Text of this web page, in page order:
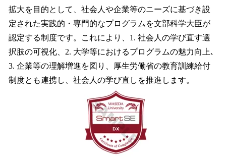
拡大を目的として、社会人や企業等のニーズに基づき設
定された実践的・専門的なプログラムを文部科学大臣が
認定する制度です。これにより、1. 社会人の学び直す選
択肢の可視化、2. 大学等におけるプログラムの魅力向上､
3. 企業等の理解増進を図り、厚生労働省の教育訓練給付
制度とも連携し、社会人の学び直しを推進します。